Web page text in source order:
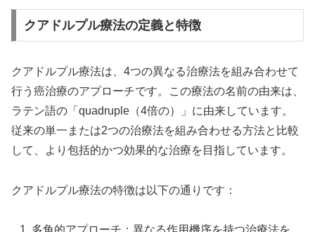
クアドルプル療法の定義と特徴
クアドルプル療法は、4つの異なる治療法を組み合わせて
行う癌治療のアプローチです。この療法の名前の由来は、
ラテン語の「quadruple（4倍の）」に由来しています。
従来の単一または2つの治療法を組み合わせる方法と比較
して、より包括的かつ効果的な治療を目指しています。
クアドルプル療法の特徴は以下の通りです：